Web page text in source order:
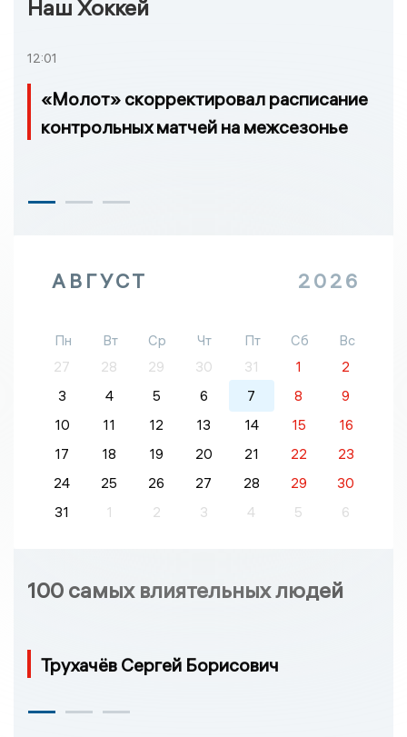
Наш Хоккей
12:01
«Молот» скорректировал расписание
контрольных матчей на межсезонье
АВГУСТ 2026
Пн Вт Ср Чт Пт Сб
Вс
27
28 29 30 31 1
2
3
4 5 6 7 8
9
10
11 12 13 14 15
16
17
18 19 20 21 22
23
24
25 26 27 28 29
30
31
1 2 3 4 5 6
100 самых влиятельных людей
Трухачёв Сергей Борисович